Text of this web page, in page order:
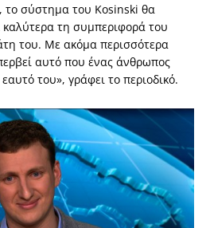
το σύστημα του Kosinski θα
τη συμπεριφορά του
του. Με ακόμα περισσότερα
αυτό που ένας άνθρωπος
εαυτό του», γράφει το περιοδικό.